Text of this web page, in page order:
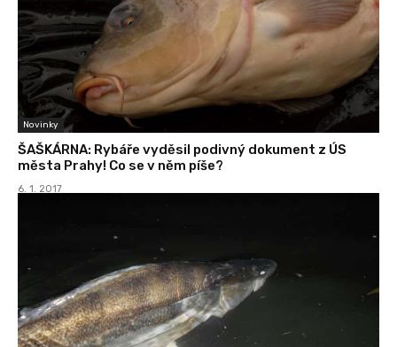
Novinky
ŠAŠKÁRNA: Rybáře vyděsil podivný dokument z ÚS
města Prahy! Co se v něm píše?
6. 1. 2017